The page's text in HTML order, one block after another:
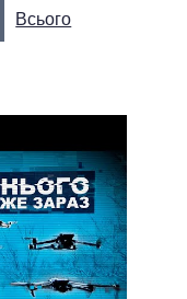
Всього